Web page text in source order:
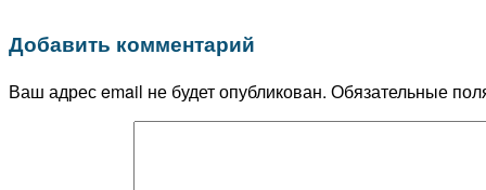
Добавить комментарий
Ваш адрес email не будет опубликован. Обязательные